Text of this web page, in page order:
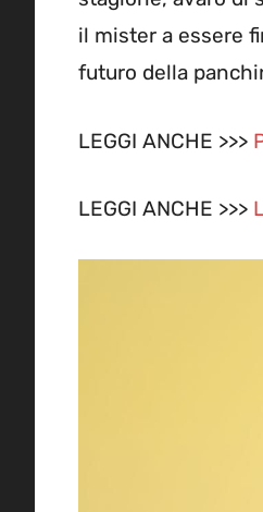
il mister a essere
futuro della
LEGGI ANCHE >>>
LEGGI ANCHE >>>